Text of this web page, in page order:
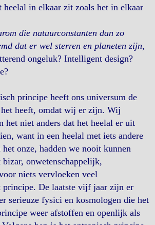
heelal in elkaar zit zoals het in elkaar
die natuurconstanten dan zo
dat er wel sterren en planeten zijn,
ongeluk? Intelligent design?
principe heeft ons universum de
het heeft, omdat wij er zijn. Wij
het niet anders dat het heelal er uit
want in een heelal met iets andere
het onze, hadden we nooit kunnen
onwetenschappelijk,
niets vervloeken veel
principe. De laatste vijf jaar zijn er
serieuze fysici en kosmologen die het
weer afstoffen en openlijk als